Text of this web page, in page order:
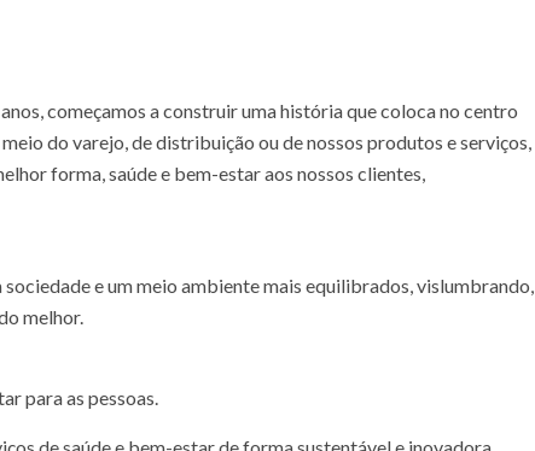
começamos a construir uma história que coloca no centro
do varejo, de distribuição ou de nossos produtos e serviços,
forma, saúde e bem-estar aos nossos clientes,
e um meio ambiente mais equilibrados, vislumbrando,
melhor.
para as pessoas.